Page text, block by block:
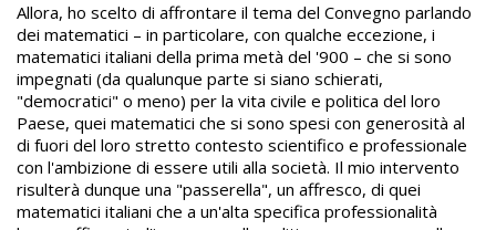
Allora, ho scelto di affrontare il tema del Convegno parlando
dei matematici – in particolare, con qualche eccezione, i
matematici italiani della prima metà del '900 – che si sono
impegnati (da qualunque parte si siano schierati,
"democratici" o meno) per la vita civile e politica del loro
Paese, quei matematici che si sono spesi con generosità al
di fuori del loro stretto contesto scientifico e professionale
con l'ambizione di essere utili alla società. Il mio intervento
risulterà dunque una "passerella", un affresco, di quei
matematici italiani che a un'alta specifica professionalità